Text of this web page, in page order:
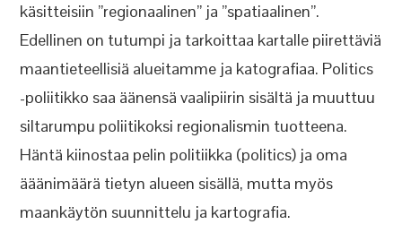
käsitteisiin ”regionaalinen” ja ”spatiaalinen”.
Edellinen on tutumpi ja tarkoittaa kartalle piirettäviä
maantieteellisiä alueitamme ja katografiaa. Politics
-poliitikko saa äänensä vaalipiirin sisältä ja muuttuu
siltarumpu poliitikoksi regionalismin tuotteena.
Häntä kiinostaa pelin politiikka (politics) ja oma
ääänimäärä tietyn alueen sisällä, mutta myös
maankäytön suunnittelu ja kartografia.